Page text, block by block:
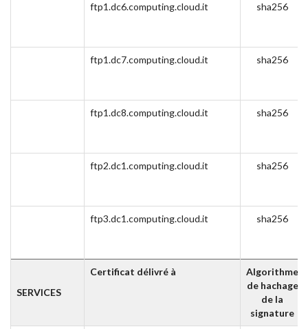
ftp1.dc6.computing.cloud.it sha256
ftp1.dc7.computing.cloud.it sha256
ftp1.dc8.computing.cloud.it sha256
ftp2.dc1.computing.cloud.it sha256
ftp3.dc1.computing.cloud.it sha256
SERVICES
Certificat délivré à
Algorithme
de hachage
de la
signature